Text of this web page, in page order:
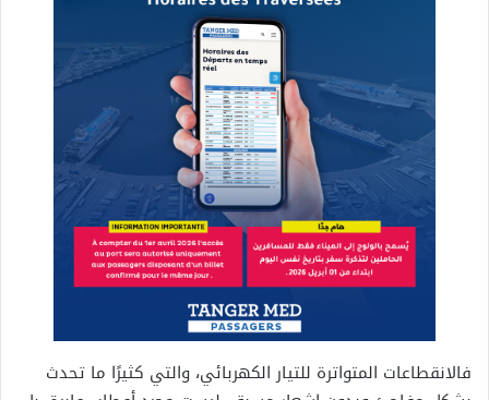
فالانقطاعات المتواترة للتيار الكهربائي، والتي كثيرًا ما تحدث